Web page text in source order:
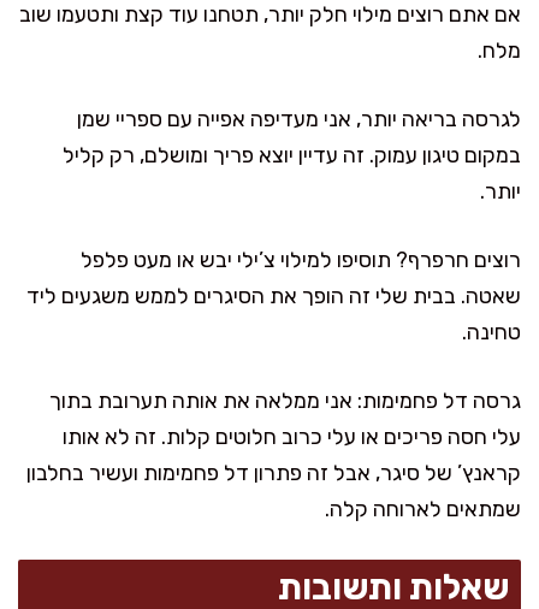
אם אתם רוצים מילוי חלק יותר, תטחנו עוד קצת ותטעמו שוב
מלח.
לגרסה בריאה יותר, אני מעדיפה אפייה עם ספריי שמן
במקום טיגון עמוק. זה עדיין יוצא פריך ומושלם, רק קליל
יותר.
רוצים חרפרף? תוסיפו למילוי צ’ילי יבש או מעט פלפל
שאטה. בבית שלי זה הופך את הסיגרים לממש משגעים ליד
טחינה.
גרסה דל פחמימות: אני ממלאה את אותה תערובת בתוך
עלי חסה פריכים או עלי כרוב חלוטים קלות. זה לא אותו
קראנץ’ של סיגר, אבל זה פתרון דל פחמימות ועשיר בחלבון
שמתאים לארוחה קלה.
שאלות ותשובות